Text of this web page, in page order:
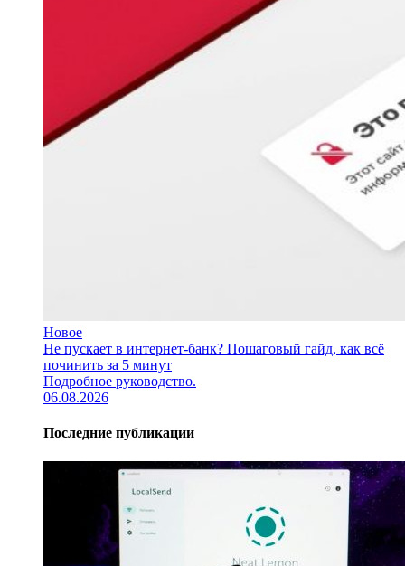
Новое
Не пускает в интернет-банк? Пошаговый гайд, как всё
починить за 5 минут
Подробное руководство.
06.08.2026
Последние публикации